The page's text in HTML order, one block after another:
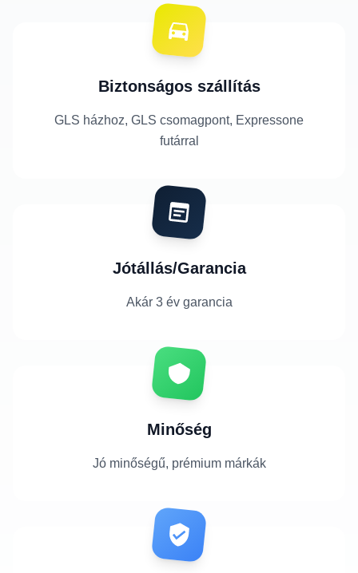
Biztonságos szállítás
GLS házhoz, GLS csomagpont, Expressone
futárral
Jótállás/Garancia
Akár 3 év garancia
Minőség
Jó minőségű, prémium márkák